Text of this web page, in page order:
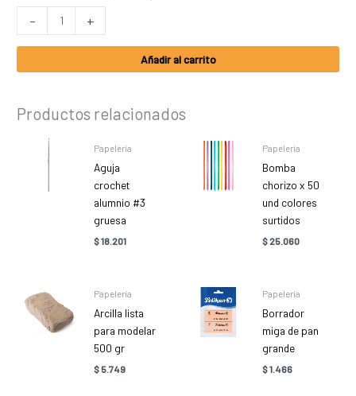
- +
Añadir al carrito
Productos relacionados
Papelería
Aguja
crochet
alumnio #3
gruesa
$18.201
Papelería
Bomba
chorizo x 50
und colores
surtidos
$25.060
Papelería
Arcilla lista
para modelar
500 gr
$5.749
Papelería
Borrador
miga de pan
grande
$1.466